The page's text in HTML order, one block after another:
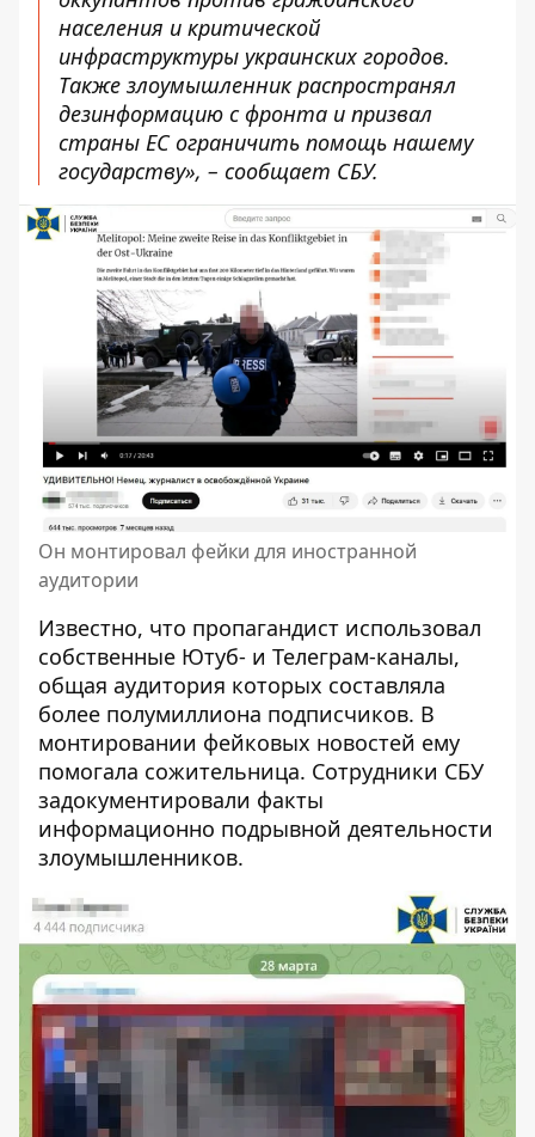
населения и критической
инфраструктуры украинских городов.
Также злоумышленник распространял
дезинформацию с фронта и призвал
страны ЕС ограничить помощь нашему
государству», – сообщает СБУ.
Он монтировал фейки для иностранной
аудитории
Известно, что пропагандист использовал
собственные Ютуб- и Телеграм-каналы,
общая аудитория которых составляла
более полумиллиона подписчиков. В
монтировании фейковых новостей ему
помогала сожительница. Сотрудники СБУ
задокументировали факты
информационно подрывной деятельности
злоумышленников.